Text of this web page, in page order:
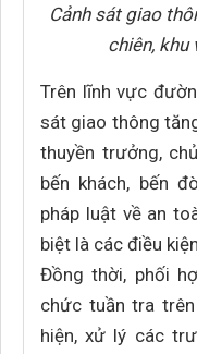
Cảnh sát giao
chiên, khu
Trên lĩnh vực
sát giao thông
thuyền trưởng,
bến khách, bến
pháp luật về an
biệt là các điều
Đồng thời, phối
chức tuần tra
hiện, xử lý các